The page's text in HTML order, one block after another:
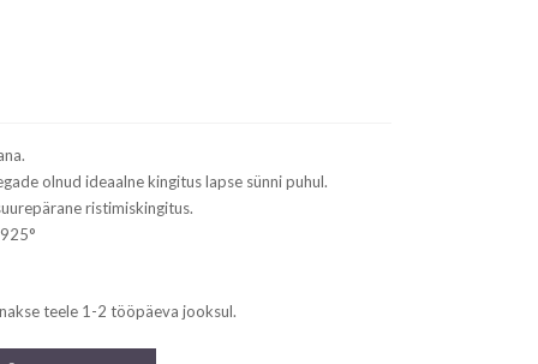
olnud ideaalne kingitus lapse sünni puhul.
ristimiskingitus.
teele 1-2 tööpäeva jooksul.